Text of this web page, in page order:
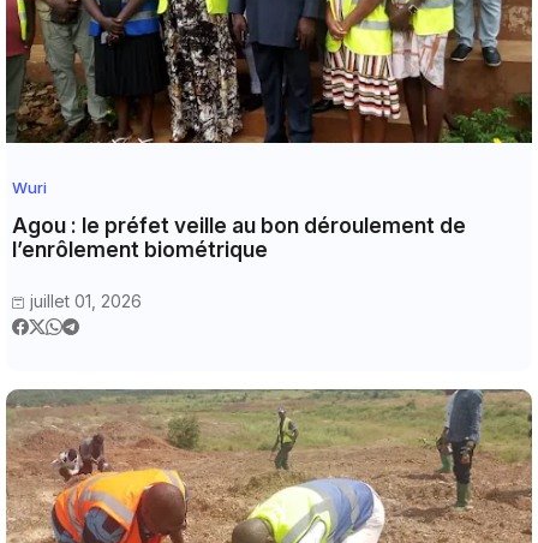
Wuri
Agou : le préfet veille au bon déroulement de
l’enrôlement biométrique
juillet 01, 2026